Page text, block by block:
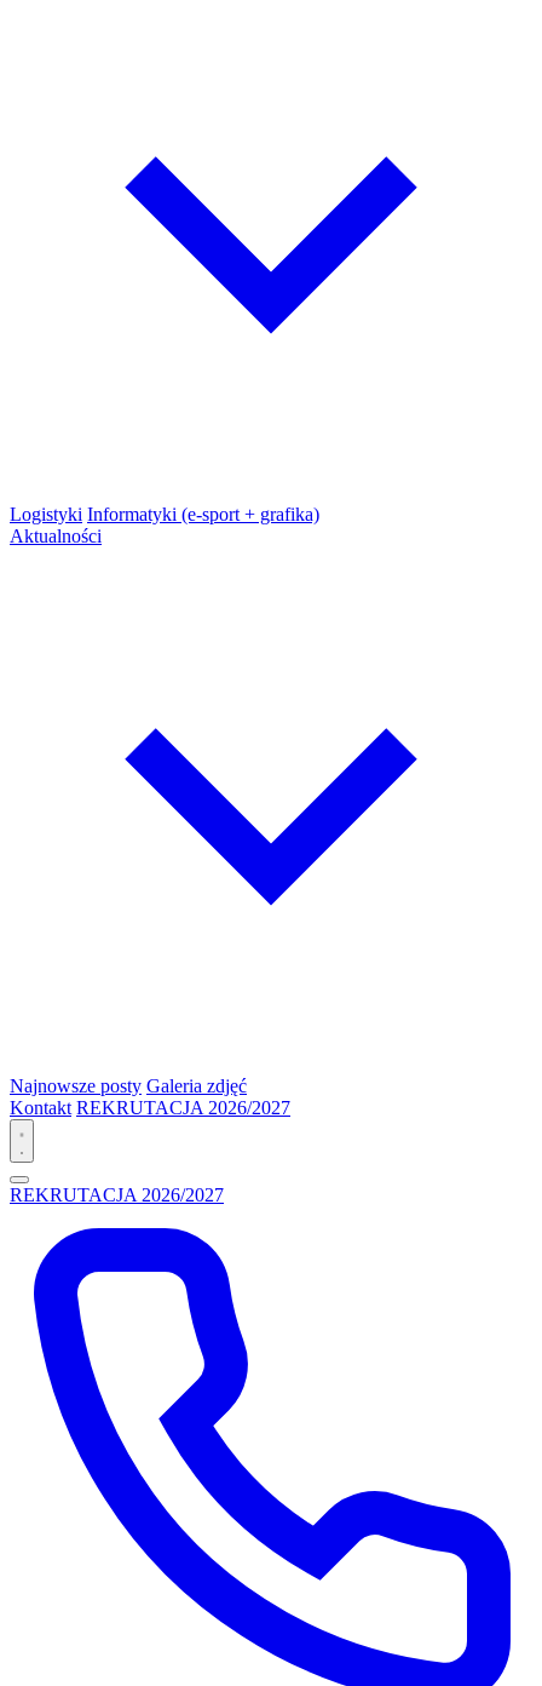
Logistyki Informatyki (e-sport + grafika)
Aktualności
Najnowsze posty Galeria zdjęć
Kontakt REKRUTACJA 2026/2027
REKRUTACJA 2026/2027